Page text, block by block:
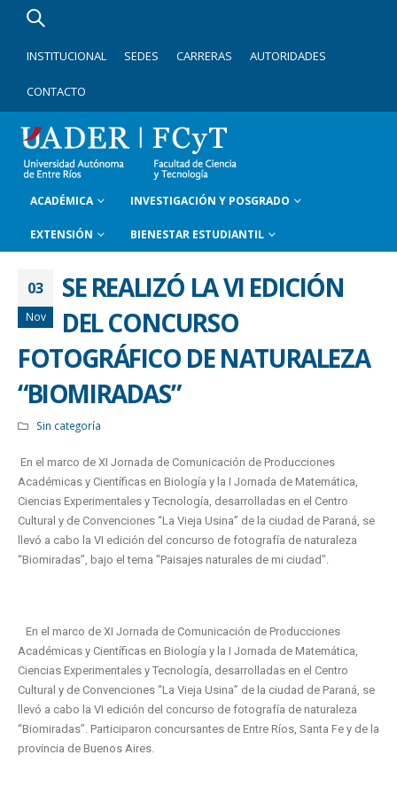
INSTITUCIONAL SEDES CARRERAS AUTORIDADES
CONTACTO
ACADÉMICA INVESTIGACIÓN Y POSGRADO
EXTENSIÓN BIENESTAR ESTUDIANTIL
03
Nov
SE REALIZÓ LA VI EDICIÓN
DEL CONCURSO
FOTOGRÁFICO DE NATURALEZA
“BIOMIRADAS”
Sin categoría
En el marco de XI Jornada de Comunicación de Producciones
Académicas y Científicas en Biología y la I Jornada de Matemática,
Ciencias Experimentales y Tecnología, desarrolladas en el Centro
Cultural y de Convenciones “La Vieja Usina” de la ciudad de Paraná, se
llevó a cabo la VI edición del concurso de fotografía de naturaleza
“Biomiradas”, bajo el tema "Paisajes naturales de mi ciudad".
En el marco de XI Jornada de Comunicación de Producciones
Académicas y Científicas en Biología y la I Jornada de Matemática,
Ciencias Experimentales y Tecnología, desarrolladas en el Centro
Cultural y de Convenciones “La Vieja Usina” de la ciudad de Paraná, se
llevó a cabo la VI edición del concurso de fotografía de naturaleza
“Biomiradas”. Participaron concursantes de Entre Ríos, Santa Fe y de la
provincia de Buenos Aires.